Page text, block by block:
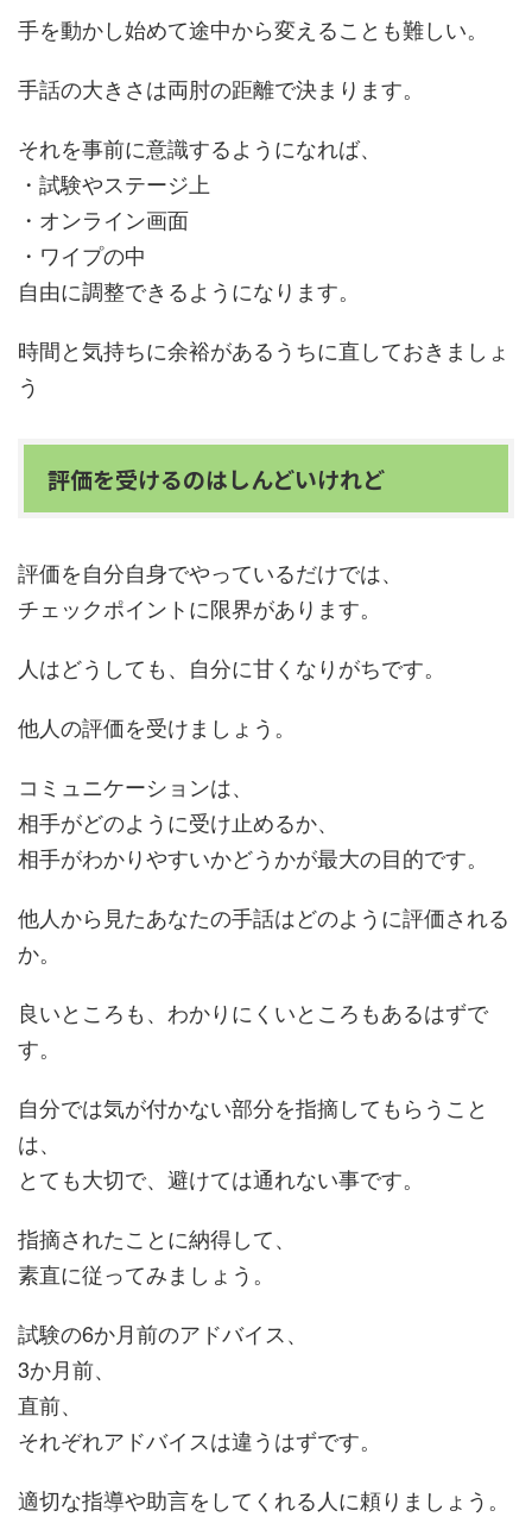
手を動かし始めて途中から変えることも難しい。
手話の大きさは両肘の距離で決まります。
それを事前に意識するようになれば、
・試験やステージ上
・オンライン画面
・ワイプの中
自由に調整できるようになります。
時間と気持ちに余裕があるうちに直しておきましょ
う
評価を受けるのはしんどいけれど
評価を自分自身でやっているだけでは、
チェックポイントに限界があります。
人はどうしても、自分に甘くなりがちです。
他人の評価を受けましょう。
コミュニケーションは、
相手がどのように受け止めるか、
相手がわかりやすいかどうかが最大の目的です。
他人から見たあなたの手話はどのように評価される
か。
良いところも、わかりにくいところもあるはずで
す。
自分では気が付かない部分を指摘してもらうこと
は、
とても大切で、避けては通れない事です。
指摘されたことに納得して、
素直に従ってみましょう。
試験の6か月前のアドバイス、
3か月前、
直前、
それぞれアドバイスは違うはずです。
適切な指導や助言をしてくれる人に頼りましょう。